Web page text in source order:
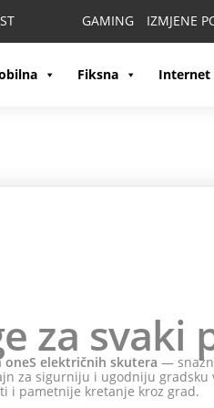
GAMING IZMJENE
Fiksna Internet
za svaki
oneS električnih skutera —
za sigurniju i ugodniju gradsku
i pametnije kretanje kroz grad.